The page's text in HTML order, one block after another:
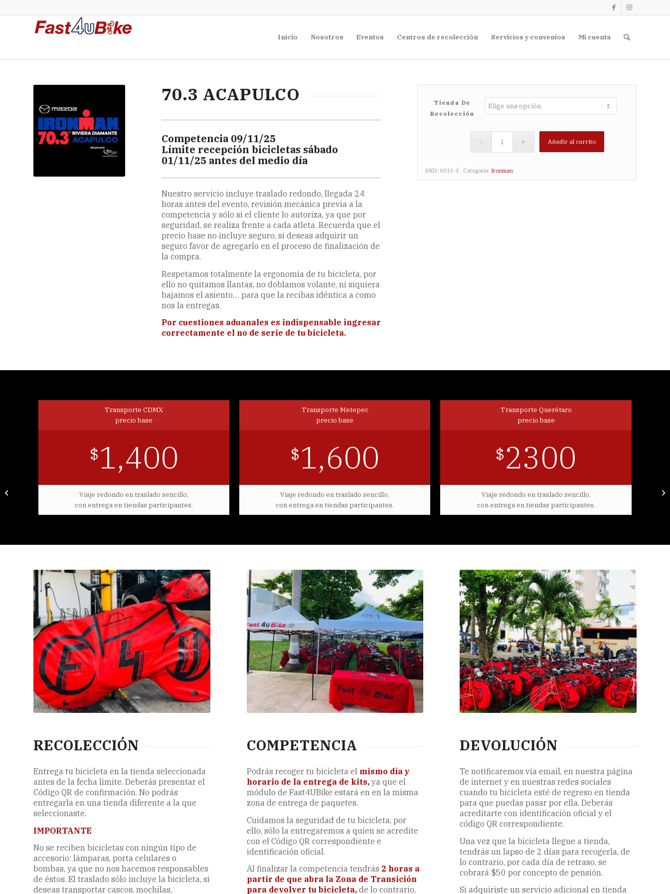
Inicio Nosotros Eventos Centros de recolección Servicios y convenios Mi cuenta
70.3 ACAPULCO
Competencia 09/11/25
Límite recepción bicicletas sábado
01/11/25 antes del medio día
Nuestro servicio incluye traslado redondo, llegada 24
horas antes del evento, revisión mecánica previa a la
competencia y sólo si el cliente lo autoriza, ya que por
seguridad, se realiza frente a cada atleta. Recuerda que el
precio base no incluye seguro, si deseas adquirir un
seguro favor de agregarlo en el proceso de finalización de
la compra.
Respetamos totalmente la ergonomía de tu bicicleta, por
ello no quitamos llantas, no doblamos volante, ni siquiera
bajamos el asiento… para que la recibas idéntica a como
nos la entregas.
Por cuestiones aduanales es indispensable ingresar
correctamente el no de serie de tu bicicleta.
Tienda De
Recolección
Añadir al carrito
SKU: 0011-1 Categoría: Ironman
Transporte CDMX
precio base
$1,400
Viaje redondo en traslado sencillo,
con entrega en tiendas participantes.
Transporte Metepec
precio base
$1,600
Viaje redondo en traslado sencillo,
con entrega en tiendas participantes.
Transporte Querétaro
precio base
$2300
Viaje redondo en traslado sencillo,
con entrega en tiendas participantes.
RECOLECCIÓN
Entrega tu bicicleta en la tienda seleccionada
antes de la fecha límite. Deberás presentar el
Código QR de confirmación. No podrás
entregarla en una tienda diferente a la que
seleccionaste.
IMPORTANTE
No se reciben bicicletas con ningún tipo de
accesorio: lámparas, porta celulares o
bombas, ya que no nos hacemos responsables
de éstos. El traslado sólo incluye la bicicleta, si
deseas transportar cascos, mochilas,
COMPETENCIA
Podrás recoger tu bicicleta el mismo día y
horario de la entrega de kits, ya que el
módulo de Fast4UBike estará en en la misma
zona de entrega de paquetes.
Cuidamos la seguridad de tu bicicleta, por
ello, sólo la entregaremos a quien se acredite
con el Código QR correspondiente e
identificación oficial.
Al finalizar la competencia tendrás 2 horas a
partir de que abra la Zona de Transición
para devolver tu bicicleta,de lo contrario,
DEVOLUCIÓN
Te notificaremos vía email, en nuestra página
de internet y en nuestras redes sociales
cuando tu bicicleta esté de regreso en tienda
para que puedas pasar por ella. Deberás
acreditarte con identificación oficial y el
código QR correspondiente.
Una vez que la bicicleta llegue a tienda,
tendrás un lapso de 2 días para recogerla, de
lo contrario, por cada día de retraso, se
cobrará $50 por concepto de pensión.
Si adquiriste un servicio adicional en tienda